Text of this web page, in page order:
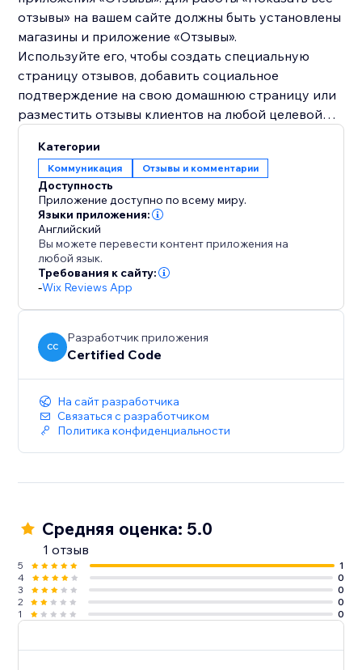
отзывы» на вашем сайте должны быть установлены
магазины и приложение «Отзывы».
Используйте его, чтобы создать специальную
страницу отзывов, добавить социальное
подтверждение на свою домашнюю страницу или
разместить отзывы клиентов на любой целевой
Категории
Коммуникация Отзывы и комментарии
Доступность
Приложение доступно по всему миру.
Языки приложения:
Английский
Вы можете перевести контент приложения на
любой язык.
Требования к сайту:
-Wix Reviews App
CC
Разработчик приложения
Certified Code
На сайт разработчика
Связаться с разработчиком
Политика конфиденциальности
Средняя оценка: 5.0
1 отзыв
5
1
4
0
3
0
2
0
1
0